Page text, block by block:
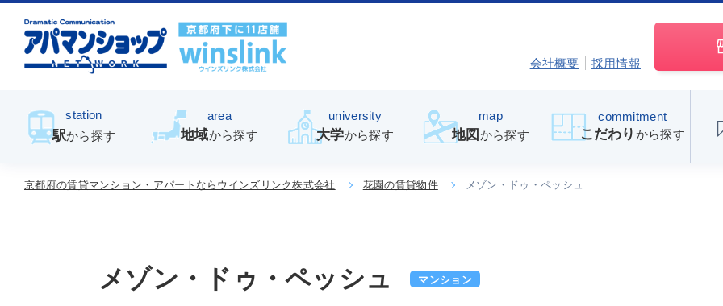
会社概要 採用情報
station
駅から探す
area
地域から探す
university
大学から探す
map
地図 から探す
commitment
こだわり から探す
京都府の賃貸マンション・アパートならウインズリンク株式会社 花園の賃貸物件 メゾン・ドゥ・ペッシュ
マンション
メゾン・ドゥ・ペッシュ